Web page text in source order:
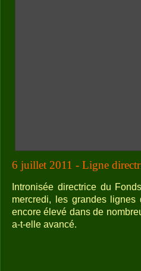
6 juillet 2011 - Ligne
Intronisée directrice du
mercredi, les grandes
encore élevé dans de
a-t-elle avancé.